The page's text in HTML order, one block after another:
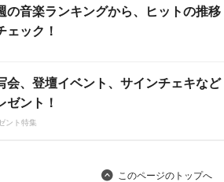
の音楽ランキングから、ヒットの推移
ェック！
会、登壇イベント、サインチェキなど
ゼント！
ント特集
このページのトップへ